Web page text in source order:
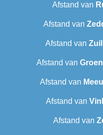
Afstand van
Afstand van
Afstand van
Afstand van
Afstand van
Afstand van
Afstand van